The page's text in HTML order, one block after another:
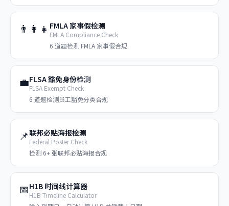
👨‍👩‍👧 FMLA 家事假检测
FMLA Compliance Check
6 道题检测 FMLA 家事假合规
💼FLSA 豁免身份检测
FLSA Exempt Check
6 道题检测员工豁免分类合规
📌联邦必贴海报检测
Federal Poster Check
检测 6+ 张联邦必贴海报合规
📅H1B 时间线计算器
H1B Timeline Calculator